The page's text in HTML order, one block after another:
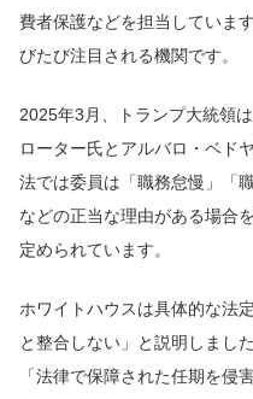
費者保護などを担当していま
びたび注目される機関です。
2025年3月、トランプ大統領
ローター氏とアルバロ・ベド
法では委員は「職務怠慢」「
などの正当な理由がある場合
定められています。
ホワイトハウスは具体的な法
と整合しない」と説明しまし
「法律で保障された任期を侵